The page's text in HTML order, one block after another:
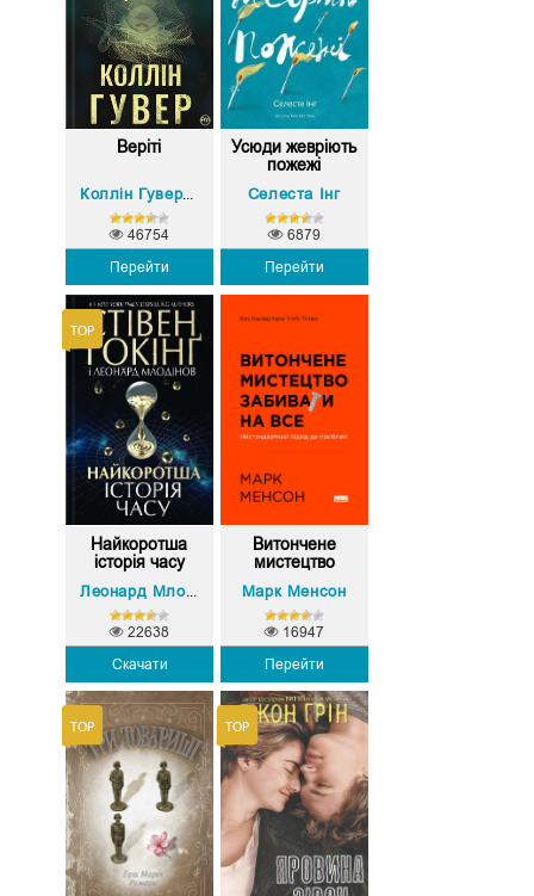
Веріті
Коллін Гувер (Колін Гувер)
Перейти
46754
Усюди жевріють
пожежі
Селеста Інг
Перейти
6879
Найкоротша
історія часу
Леонард Млодінов Стівен Гокінґ
Скачати
22638
Витончене
мистецтво
Марк Менсон
Перейти
16947